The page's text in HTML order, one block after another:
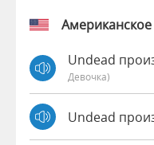
Undead
Девочка)
Undead